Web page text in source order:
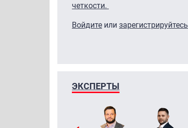
четкости.
Войдите или зарегистрируйтесь
ЭКСПЕРТЫ